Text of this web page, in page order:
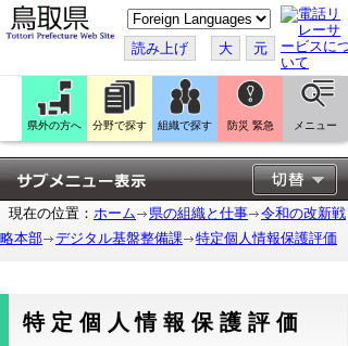
こ
の
ペ
ー
ジ
翻
訳
す
る
読み上げ 大 元
県外の方へ 分野で探す 組織で探す 防災 緊急 メニュー
現在の位置： ホーム 県の組織と仕事
令和の改新戦
略本部
デジタル基盤整備課 特定個人情報保護評価
特定個人情報保護評価